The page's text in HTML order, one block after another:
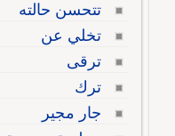
تتحسن حالته
تخلي عن
ترقى
ترك
جار مجير